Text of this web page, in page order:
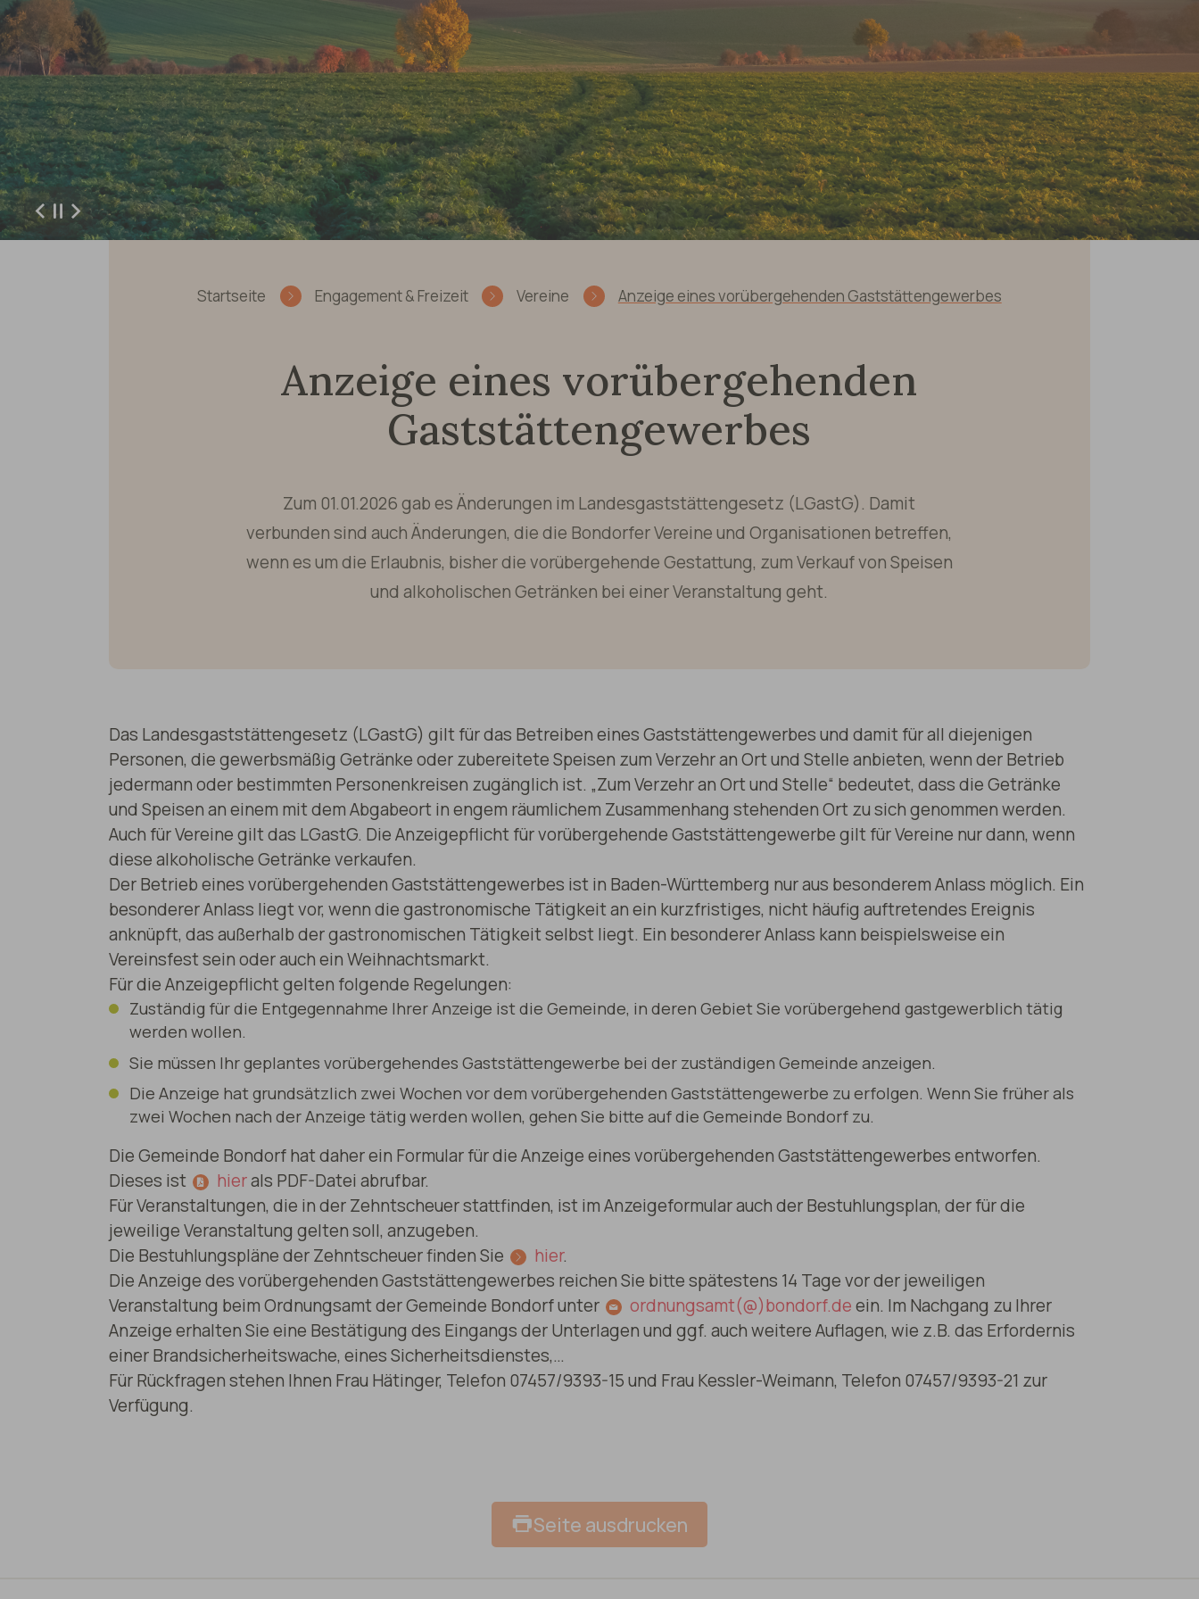
ZurückWeiter
Startseite Engagement & Freizeit Vereine Anzeige eines vorübergehenden Gaststättengewerbes
Anzeige eines vorübergehenden
Gaststättengewerbes
Zum 01.01.2026 gab es Änderungen im Landesgaststättengesetz (LGastG). Damit
verbunden sind auch Änderungen, die die Bondorfer Vereine und Organisationen betreffen,
wenn es um die Erlaubnis, bisher die vorübergehende Gestattung, zum Verkauf von Speisen
und alkoholischen Getränken bei einer Veranstaltung geht.
Das Landesgaststättengesetz (LGastG) gilt für das Betreiben eines Gaststättengewerbes und damit für all diejenigen
Personen, die gewerbsmäßig Getränke oder zubereitete Speisen zum Verzehr an Ort und Stelle anbieten, wenn der Betrieb
jedermann oder bestimmten Personenkreisen zugänglich ist. „Zum Verzehr an Ort und Stelle“ bedeutet, dass die Getränke
und Speisen an einem mit dem Abgabeort in engem räumlichem Zusammenhang stehenden Ort zu sich genommen werden.
Auch für Vereine gilt das LGastG. Die Anzeigepflicht für vorübergehende Gaststättengewerbe gilt für Vereine nur dann, wenn
diese alkoholische Getränke verkaufen.
Der Betrieb eines vorübergehenden Gaststättengewerbes ist in Baden-Württemberg nur aus besonderem Anlass möglich. Ein
besonderer Anlass liegt vor, wenn die gastronomische Tätigkeit an ein kurzfristiges, nicht häufig auftretendes Ereignis
anknüpft, das außerhalb der gastronomischen Tätigkeit selbst liegt. Ein besonderer Anlass kann beispielsweise ein
Vereinsfest sein oder auch ein Weihnachtsmarkt.
Für die Anzeigepflicht gelten folgende Regelungen:
Zuständig für die Entgegennahme Ihrer Anzeige ist die Gemeinde, in deren Gebiet Sie vorübergehend gastgewerblich tätig
werden wollen.
Sie müssen Ihr geplantes vorübergehendes Gaststättengewerbe bei der zuständigen Gemeinde anzeigen.
Die Anzeige hat grundsätzlich zwei Wochen vor dem vorübergehenden Gaststättengewerbe zu erfolgen. Wenn Sie früher als
zwei Wochen nach der Anzeige tätig werden wollen, gehen Sie bitte auf die Gemeinde Bondorf zu.
Die Gemeinde Bondorf hat daher ein Formular für die Anzeige eines vorübergehenden Gaststättengewerbes entworfen.
Dieses ist
hierals PDF-Datei abrufbar.
Für Veranstaltungen, die in der Zehntscheuer stattfinden, ist im Anzeigeformular auch der Bestuhlungsplan, der für die
jeweilige Veranstaltung gelten soll, anzugeben.
Die Bestuhlungspläne der Zehntscheuer finden Sie
hier.
Die Anzeige des vorübergehenden Gaststättengewerbes reichen Sie bitte spätestens 14 Tage vor der jeweiligen
Veranstaltung beim Ordnungsamt der Gemeinde Bondorf unter
ordnungsamt(@)bondorf.deein. Im Nachgang zu Ihrer
Anzeige erhalten Sie eine Bestätigung des Eingangs der Unterlagen und ggf. auch weitere Auflagen, wie z.B. das Erfordernis
einer Brandsicherheitswache, eines Sicherheitsdienstes,…
Für Rückfragen stehen Ihnen Frau Hätinger, Telefon 07457/9393-15 und Frau Kessler-Weimann, Telefon 07457/9393-21 zur
Verfügung.
Seite ausdrucken